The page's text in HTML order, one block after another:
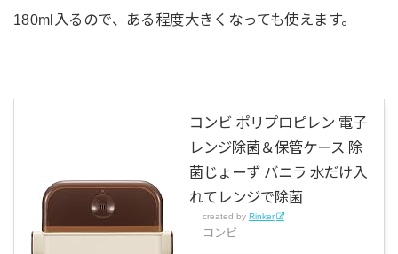
180ml入るので、ある程度大きくなっても使えます。
コンビ ポリプロピレン 電子
レンジ除菌＆保管ケース 除
菌じょーず バニラ 水だけ入
れてレンジで除菌
created by Rinker
コンビ